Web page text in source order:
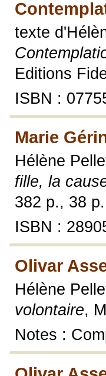
texte
Editions
ISBN :
Marie
Hélène
fille, la
382 p., 38
ISBN :
Olivar
Hélène
volontaire,
Notes :